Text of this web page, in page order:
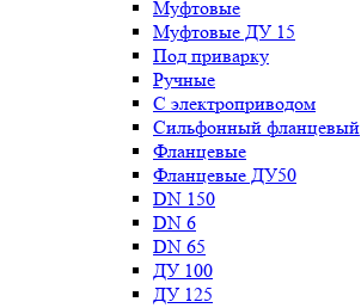
Муфтовые
Муфтовые ДУ 15
Под приварку
Ручные
С электроприводом
Сильфонный фланцевый
Фланцевые
Фланцевые ДУ50
DN 150
DN 6
DN 65
ДУ 100
ДУ 125